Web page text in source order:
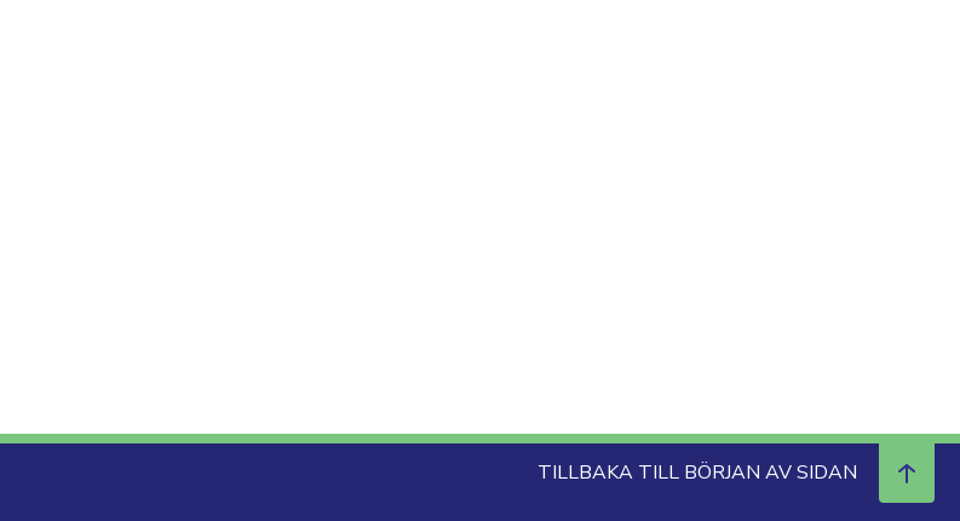
TILLBAKA TILL BÖRJAN AV SIDAN